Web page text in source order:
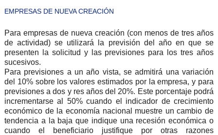
EMPRESAS DE NUEVA CREACIÓN
Para empresas de nueva creación (con menos de tres años
de actividad) se utilizará la previsión del año en que se
presenten la solicitud y las previsiones para los tres años
sucesivos.
Para previsiones a un año vista, se admitirá una variación
del 10% sobre los valores estimados por la empresa, y para
previsiones a dos y res años del 20%. Este porcentaje podrá
incrementarse al 50% cuando el indicador de crecimiento
económico de la economía nacional muestre un cambio de
tendencia a la baja que indique una recesión económica o
cuando el beneficiario justifique por otras razones